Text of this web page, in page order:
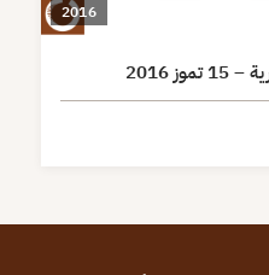
2016
2016